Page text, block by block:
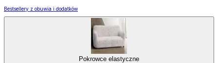
Bestsellery z obuwia i dodatków
Pokrowce elastyczne